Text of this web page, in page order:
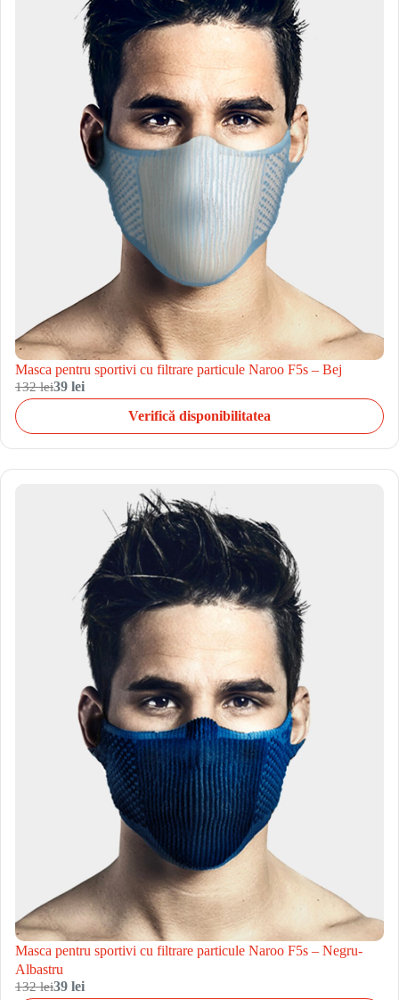
Masca pentru sportivi cu filtrare particule Naroo F5s – Bej
132 lei39 lei
Verifică disponibilitatea
Masca pentru sportivi cu filtrare particule Naroo F5s – Negru-
Albastru
132 lei39 lei